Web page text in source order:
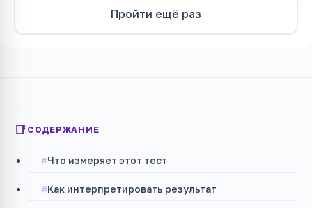
Пройти ещё раз
СОДЕРЖАНИЕ
Что измеряет этот тест
Как интерпретировать результат